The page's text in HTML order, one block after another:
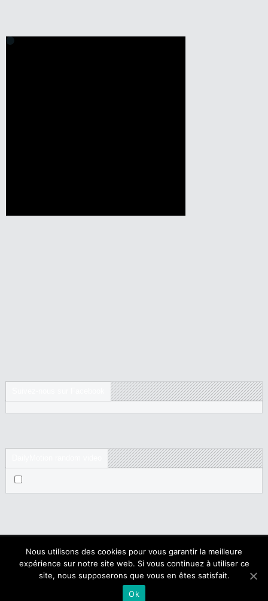
Copyright © 2017 NegroNews. Tous droits réservés.
Qui sommes nous ?
Mentions légales
Nous utilisons des cookies pour vous garantir la meilleure
expérience sur notre site web. Si vous continuez à utiliser ce
site, nous supposerons que vous en êtes satisfait.
Ok